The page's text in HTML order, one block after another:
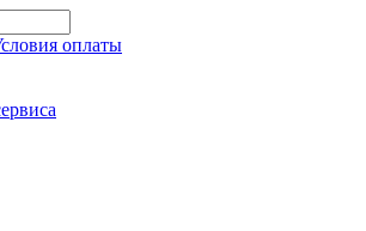
оплаты